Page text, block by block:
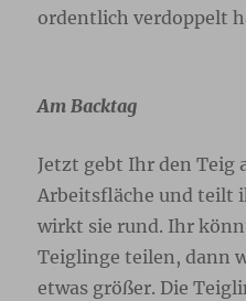
ordentlich verdoppelt
Am Backtag
Jetzt gebt Ihr den Teig
Arbeitsfläche und teilt
wirkt sie rund. Ihr
Teiglinge teilen, dann
etwas größer. Die